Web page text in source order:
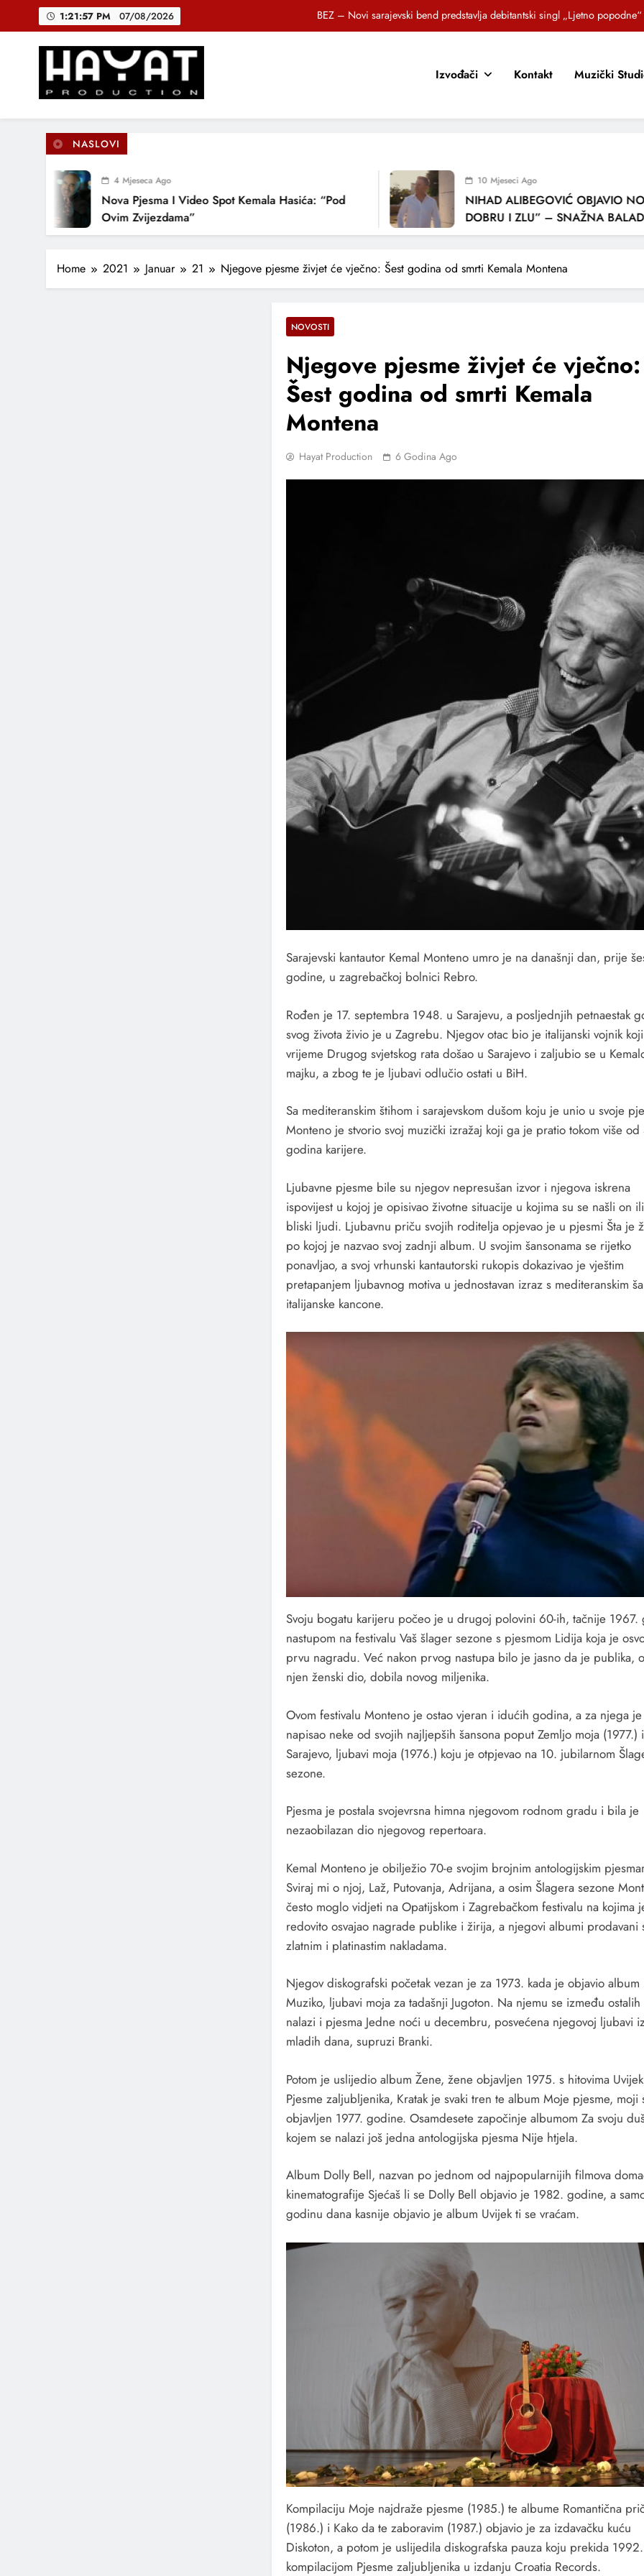
1:21:58 PM 07/08/2026
BEZ – Novi sarajevski bend predstavlja debitantski singl „Ljetno popodne“
DJEČIJI HOR SUNCOKRETI KROZ PJESMU POZVALI MALIŠANE NA DOBRE NAVIKE
DJEČIJI HOR SUNCOKRETI KROZ PJESMU POZVALI MALIŠANE NA DOBRE NAVIKE
Hayat Production
Promocija domaće muzike
Izvođači Kontakt Muzički
NASLOVI
4 Mjeseca Ago
Nova Pjesma I Video Spot Kemala Hasića: “Pod
Ovim Zvijezdama”
10 Mjeseci Ago
NIHAD ALIBEGOVIĆ OBJAVIO NOVU
DOBRU I ZLU” – SNAŽNA BALADA O
LJUBAVI I VREMENU KOJE NAS MIJENJA
Home 2021 Januar 21 Njegove pjesme živjet će vječno: Šest godina od smrti Kemala Montena
NOVOSTI
Njegove pjesme živjet će vječno:
Šest godina od smrti Kemala
Montena
Hayat Production 6 Godina Ago
Sarajevski kantautor Kemal Monteno umro je na današnji dan, prije
godine, u zagrebačkoj bolnici Rebro.
Rođen je 17. septembra 1948. u Sarajevu, a posljednjih petnaestak
svog života živio je u Zagrebu. Njegov otac bio je italijanski vojnik
vrijeme Drugog svjetskog rata došao u Sarajevo i zaljubio se u
majku, a zbog te je ljubavi odlučio ostati u BiH.
Sa mediteranskim štihom i sarajevskom dušom koju je unio u svoje
Monteno je stvorio svoj muzički izražaj koji ga je pratio tokom više
godina karijere.
Ljubavne pjesme bile su njegov nepresušan izvor i njegova iskrena
ispovijest u kojoj je opisivao životne situacije u kojima su se našli on
bliski ljudi. Ljubavnu priču svojih roditelja opjevao je u pjesmi Šta je
po kojoj je nazvao svoj zadnji album. U svojim šansonama se rijetko
ponavljao, a svoj vrhunski kantautorski rukopis dokazivao je vještim
pretapanjem ljubavnog motiva u jednostavan izraz s mediteranskim
italijanske kancone.
Svoju bogatu karijeru počeo je u drugoj polovini 60-ih, tačnije 1967.
nastupom na festivalu Vaš šlager sezone s pjesmom Lidija koja je
prvu nagradu. Već nakon prvog nastupa bilo je jasno da je publika,
njen ženski dio, dobila novog miljenika.
Ovom festivalu Monteno je ostao vjeran i idućih godina, a za njega je
napisao neke od svojih najljepših šansona poput Zemljo moja (1977.) i
Sarajevo, ljubavi moja (1976.) koju je otpjevao na 10. jubilarnom
sezone.
Pjesma je postala svojevrsna himna njegovom rodnom gradu i bila je
nezaobilazan dio njegovog repertoara.
Kemal Monteno je obilježio 70-e svojim brojnim antologijskim
Sviraj mi o njoj, Laž, Putovanja, Adrijana, a osim Šlagera sezone
često moglo vidjeti na Opatijskom i Zagrebačkom festivalu na kojima
redovito osvajao nagrade publike i žirija, a njegovi albumi prodavani
zlatnim i platinastim nakladama.
Njegov diskografski početak vezan je za 1973. kada je objavio album
Muziko, ljubavi moja za tadašnji Jugoton. Na njemu se između ostalih
nalazi i pjesma Jedne noći u decembru, posvećena njegovoj ljubavi
mladih dana, supruzi Branki.
Potom je uslijedio album Žene, žene objavljen 1975. s hitovima
Pjesme zaljubljenika, Kratak je svaki tren te album Moje pjesme, moji
objavljen 1977. godine. Osamdesete započinje albumom Za svoju
kojem se nalazi još jedna antologijska pjesma Nije htjela.
Album Dolly Bell, nazvan po jednom od najpopularnijih filmova
kinematografije Sjećaš li se Dolly Bell objavio je 1982. godine, a
godinu dana kasnije objavio je album Uvijek ti se vraćam.
Kompilaciju Moje najdraže pjesme (1985.) te albume Romantična
(1986.) i Kako da te zaboravim (1987.) objavio je za izdavačku kuću
Diskoton, a potom je uslijedila diskografska pauza koju prekida 1992.
kompilacijom Pjesme zaljubljenika u izdanju Croatia Records.